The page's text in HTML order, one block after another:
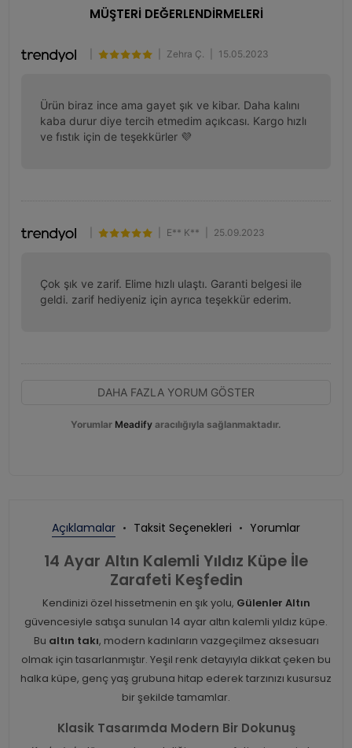
MÜŞTERİ DEĞERLENDİRMELERİ
Zehra Ç. 15.05.2023
Ürün biraz ince ama gayet şık ve kibar. Daha kalını
kaba durur diye tercih etmedim açıkcası. Kargo hızlı
ve fıstık için de teşekkürler 💜
E** K** 25.09.2023
Çok şık ve zarif. Elime hızlı ulaştı. Garanti belgesi ile
geldi. zarif hediyeniz için ayrıca teşekkür ederim.
DAHA FAZLA YORUM GÖSTER
Yorumlar Meadify aracılığıyla sağlanmaktadır.
Açıklamalar Taksit Seçenekleri Yorumlar
14 Ayar Altın Kalemli Yıldız Küpe İle
Zarafeti Keşfedin
Kendinizi özel hissetmenin en şık yolu, Gülenler Altın
güvencesiyle satışa sunulan 14 ayar altın kalemli yıldız küpe.
Bu altın takı, modern kadınların vazgeçilmez aksesuarı
olmak için tasarlanmıştır. Yeşil renk detayıyla dikkat çeken bu
halka küpe, genç yaş grubuna hitap ederek tarzınızı kusursuz
bir şekilde tamamlar.
Klasik Tasarımda Modern Bir Dokunuş